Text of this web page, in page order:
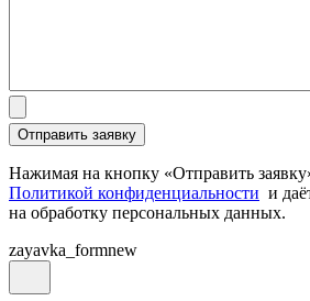
Нажимая на кнопку «Отправить
Политикой конфиденциальности и
на обработку персональных данных.
zayavka_formnew